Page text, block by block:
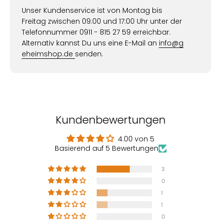
Unser Kundenservice ist von Montag bis
Freitag zwischen 09:00 und 17:00 Uhr unter der
Telefonnummer 0911 - 815 27 59 erreichbar.
Alternativ kannst Du uns eine E-Mail an info@g
eheimshop.de senden.
Kundenbewertungen
4.00 von 5
Basierend auf 5 Bewertungen
3
0
1
1
0